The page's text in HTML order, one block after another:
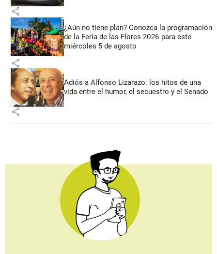
share
¿Aún no tiene plan? Conozca la programación
de la Feria de las Flores 2026 para este
miércoles 5 de agosto
share
Adiós a Alfonso Lizarazo: los hitos de una
vida entre el humor, el secuestro y el Senado
share